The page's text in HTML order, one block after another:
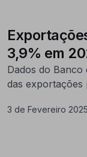
3,9% em
Dados do
das exportações
3 de Fevereiro 2025